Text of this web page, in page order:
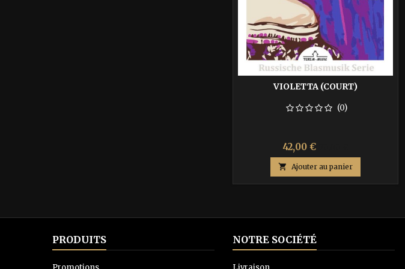
VIOLETTA (COURT)
(0)
Prix
42,00 €
base
 Ajouter au panier
PRODUITS NOTRE SOCIÉTÉ